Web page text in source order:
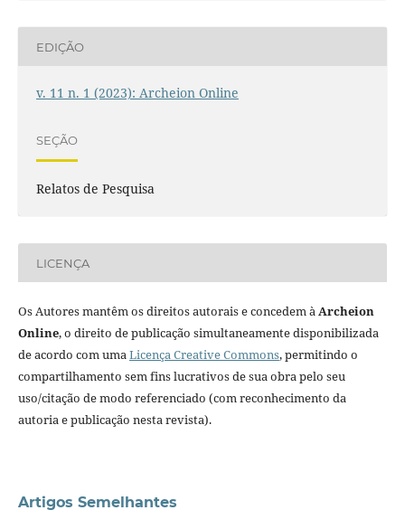
EDIÇÃO
v. 11 n. 1 (2023): Archeion Online
SEÇÃO
Relatos de Pesquisa
LICENÇA
Os Autores mantêm os direitos autorais e concedem àArcheion
Online, o direito de publicação simultaneamente disponibilizada
de acordo com umaLicença Creative Commons, permitindo o
compartilhamento sem fins lucrativos de sua obra pelo seu
uso/citação de modo referenciado (com reconhecimento da
autoria e publicação nesta revista).
Artigos Semelhantes